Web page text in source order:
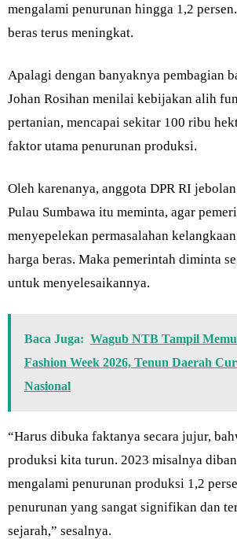
mengalami penurunan hingga 1,2
beras terus meningkat.
Apalagi dengan banyaknya pembagian
Johan Rosihan menilai kebijakan alih
pertanian, mencapai sekitar 100 ribu
faktor utama penurunan produksi.
Oleh karenanya, anggota DPR RI
Pulau Sumbawa itu meminta, agar
menyepelekan permasalahan
harga beras. Maka pemerintah diminta
untuk menyelesaikannya.
Baca Juga: Wagub NTB Tampil
Fashion Week 2026, Tenun Daerah
Nasional
“Harus dibuka faktanya secara jujur,
produksi kita turun. 2023 misalnya
mengalami penurunan produksi 1,2
penurunan yang sangat signifikan dan
sejarah,” sesalnya.